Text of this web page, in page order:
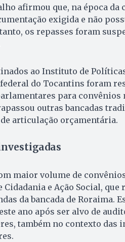
afirmou que, na época da
exigida e não
os repasses foram
ao Instituto de
federal do Tocantins foram
para
outras bancadas
articulação orçamentária.
maior volume de
e Ação Social, que
da bancada de Roraima.
ano após ser alvo de
também no contexto das